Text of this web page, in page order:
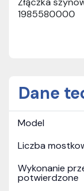
1985580000
Dane
Model
Liczba
Wykonanie
potwierdzone